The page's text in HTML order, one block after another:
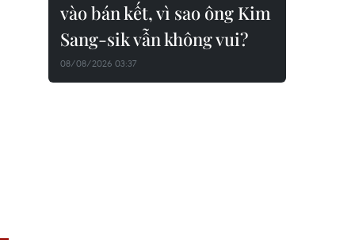
vào bán kết, vì sao ông Kim
Sang-sik vẫn không vui?
08/08/2026 03:37